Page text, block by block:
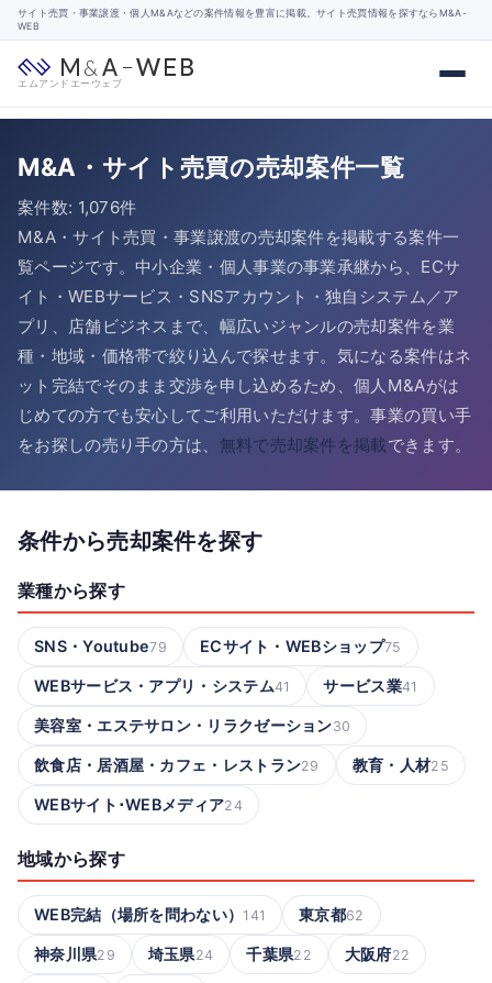
サイト売買・事業譲渡・個人M&Aなどの案件情報を豊富に掲載。サイト売買情報を探すならM&A-
WEB
エムアンドエーウェブ
M&A・サイト売買の売却案件一覧
案件数: 1,076件
M&A・サイト売買・事業譲渡の売却案件を掲載する案件一
覧ページです。中小企業・個人事業の事業承継から、ECサ
イト・WEBサービス・SNSアカウント・独自システム／ア
プリ、店舗ビジネスまで、幅広いジャンルの売却案件を業
種・地域・価格帯で絞り込んで探せます。気になる案件はネ
ット完結でそのまま交渉を申し込めるため、個人M&Aがは
じめての方でも安心してご利用いただけます。事業の買い手
をお探しの売り手の方は、 無料で売却案件を掲載できます。
条件から売却案件を探す
業種から探す
SNS・Youtube79 ECサイト・WEBショップ75
WEBサービス・アプリ・システム41 サービス業41
美容室・エステサロン・リラクゼーション30
飲食店・居酒屋・カフェ・レストラン29 教育・人材25
WEBサイト･WEBメディア24
地域から探す
WEB完結（場所を問わない） 141 東京都62
神奈川県29 埼玉県24 千葉県22 大阪府22